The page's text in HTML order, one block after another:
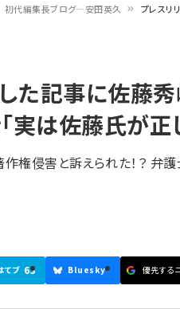
初代編集長ブログ―安田英久 プレスリ
た記事に佐藤
は佐藤氏が正
権侵害と訴えられた！？ 弁
てブ 63 Bluesky 優先する